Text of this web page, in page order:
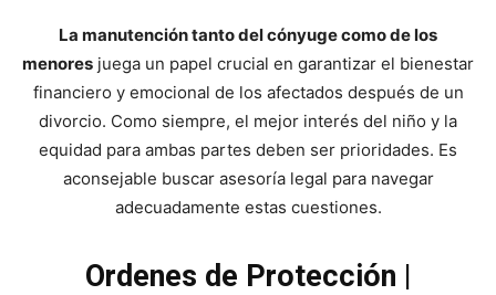
La manutención tanto del cónyuge como de los
menores juega un papel crucial en garantizar el bienestar
financiero y emocional de los afectados después de un
divorcio. Como siempre, el mejor interés del niño y la
equidad para ambas partes deben ser prioridades. Es
aconsejable buscar asesoría legal para navegar
adecuadamente estas cuestiones.
Ordenes de Protección |